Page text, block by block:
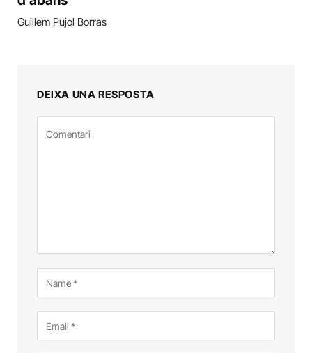
Guillem Pujol Borras
DEIXA UNA RESPOSTA